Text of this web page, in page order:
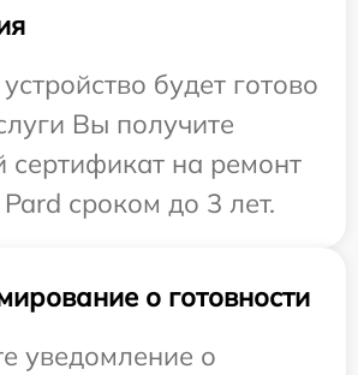
будет готово
Вы получите
на ремонт
сроком до 3 лет.
о готовности
уведомление о